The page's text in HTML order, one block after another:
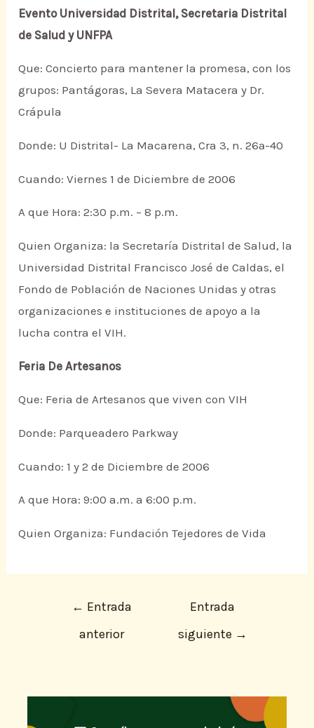
Evento Universidad Distrital, Secretaria Distrital
de Salud y UNFPA
Que: Concierto para mantener la promesa, con los
grupos: Pantágoras, La Severa Matacera y Dr.
Crápula
Donde: U Distrital- La Macarena, Cra 3, n. 26ª-40
Cuando: Viernes 1 de Diciembre de 2006
A que Hora: 2:30 p.m. – 8 p.m.
Quien Organiza: la Secretaría Distrital de Salud, la
Universidad Distrital Francisco José de Caldas, el
Fondo de Población de Naciones Unidas y otras
organizaciones e instituciones de apoyo a la
lucha contra el VIH.
Feria De Artesanos
Que: Feria de Artesanos que viven con VIH
Donde: Parqueadero Parkway
Cuando: 1 y 2 de Diciembre de 2006
A que Hora: 9:00 a.m. a 6:00 p.m.
Quien Organiza: Fundación Tejedores de Vida
← Entrada
anterior
Entrada
siguiente →